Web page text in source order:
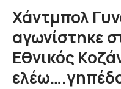
Χάντμπολ
αγωνίστηκε
Εθνικός